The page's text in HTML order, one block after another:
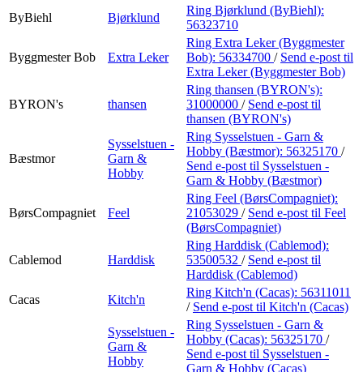
ByBiehl
Bjørklund
Ring Bjørklund (ByBiehl):
56323710
Byggmester Bob Extra Leker
Ring Extra Leker (Byggmester
Bob): 56334700 / Send e-post til
Extra Leker (Byggmester Bob)
BYRON's thansen
Ring thansen (BYRON's):
31000000 / Send e-post til
thansen (BYRON's)
Bæstmor
Sysselstuen -
Garn &
Hobby
Ring Sysselstuen - Garn &
Hobby (Bæstmor): 56325170 /
Send e-post til Sysselstuen -
Garn & Hobby (Bæstmor)
BørsCompagniet Feel
Ring Feel (BørsCompagniet):
21053029 / Send e-post til Feel
(BørsCompagniet)
Cablemod Harddisk
Ring Harddisk (Cablemod):
53500532 / Send e-post til
Harddisk (Cablemod)
Cacas
Kitch'n
Ring Kitch'n (Cacas): 56311011
/ Send e-post til Kitch'n (Cacas)
Sysselstuen -
Garn &
Hobby
Ring Sysselstuen - Garn &
Hobby (Cacas): 56325170 /
Send e-post til Sysselstuen -
Garn & Hobby (Cacas)